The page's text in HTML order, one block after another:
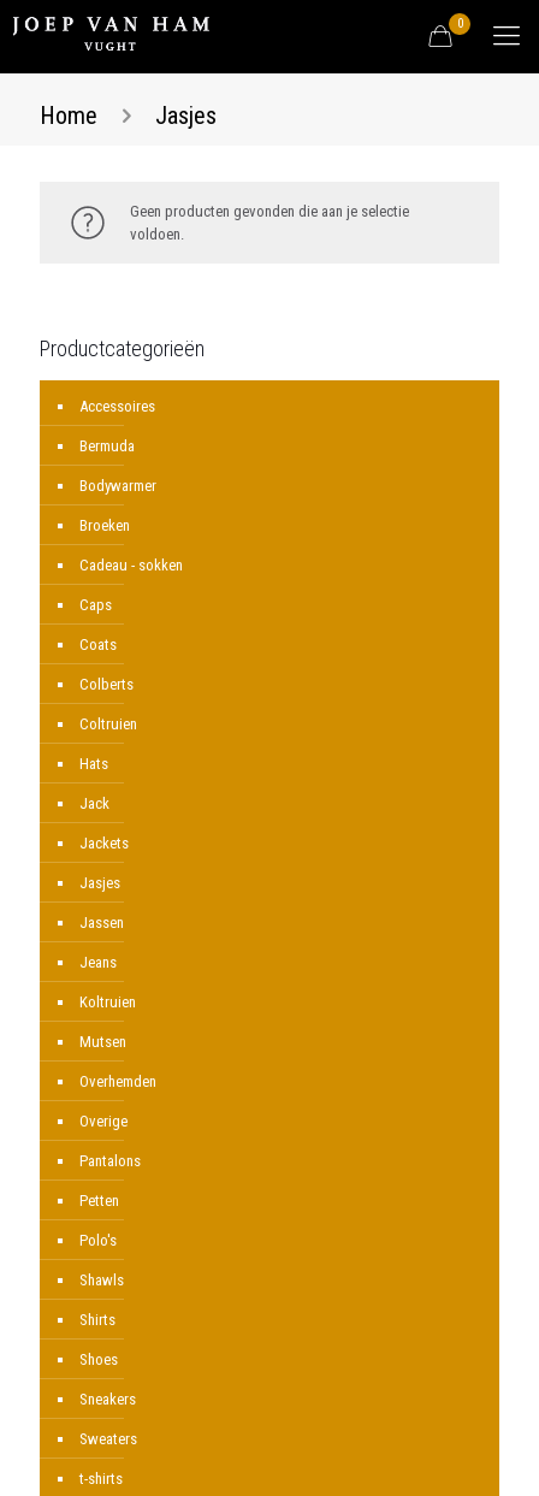
0
Home Jasjes
Geen producten gevonden die aan je selectie
voldoen.
Productcategorieën
Accessoires
Bermuda
Bodywarmer
Broeken
Cadeau - sokken
Caps
Coats
Colberts
Coltruien
Hats
Jack
Jackets
Jasjes
Jassen
Jeans
Koltruien
Mutsen
Overhemden
Overige
Pantalons
Petten
Polo's
Shawls
Shirts
Shoes
Sneakers
Sweaters
t-shirts